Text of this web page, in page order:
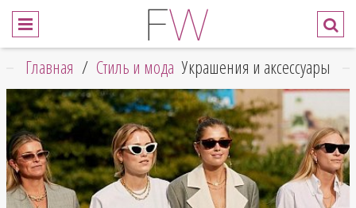
Главная / Cтиль и мода Украшения и аксессуары